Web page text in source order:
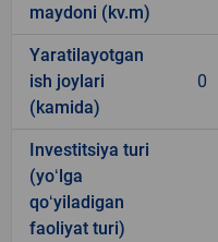
maydoni (kv.m)
Yaratilayotgan
ish joylari
(kamida)
0
Investitsiya turi
(yoʻlga
qoʻyiladigan
faoliyat turi)